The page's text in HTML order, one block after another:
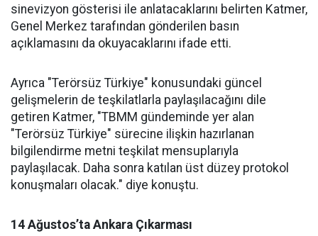
sinevizyon gösterisi ile anlatacaklarını belirten Katmer,
Genel Merkez tarafından gönderilen basın
açıklamasını da okuyacaklarını ifade etti.
Ayrıca "Terörsüz Türkiye" konusundaki güncel
gelişmelerin de teşkilatlarla paylaşılacağını dile
getiren Katmer, "TBMM gündeminde yer alan
"Terörsüz Türkiye" sürecine ilişkin hazırlanan
bilgilendirme metni teşkilat mensuplarıyla
paylaşılacak. Daha sonra katılan üst düzey protokol
konuşmaları olacak." diye konuştu.
14 Ağustos’ta Ankara Çıkarması